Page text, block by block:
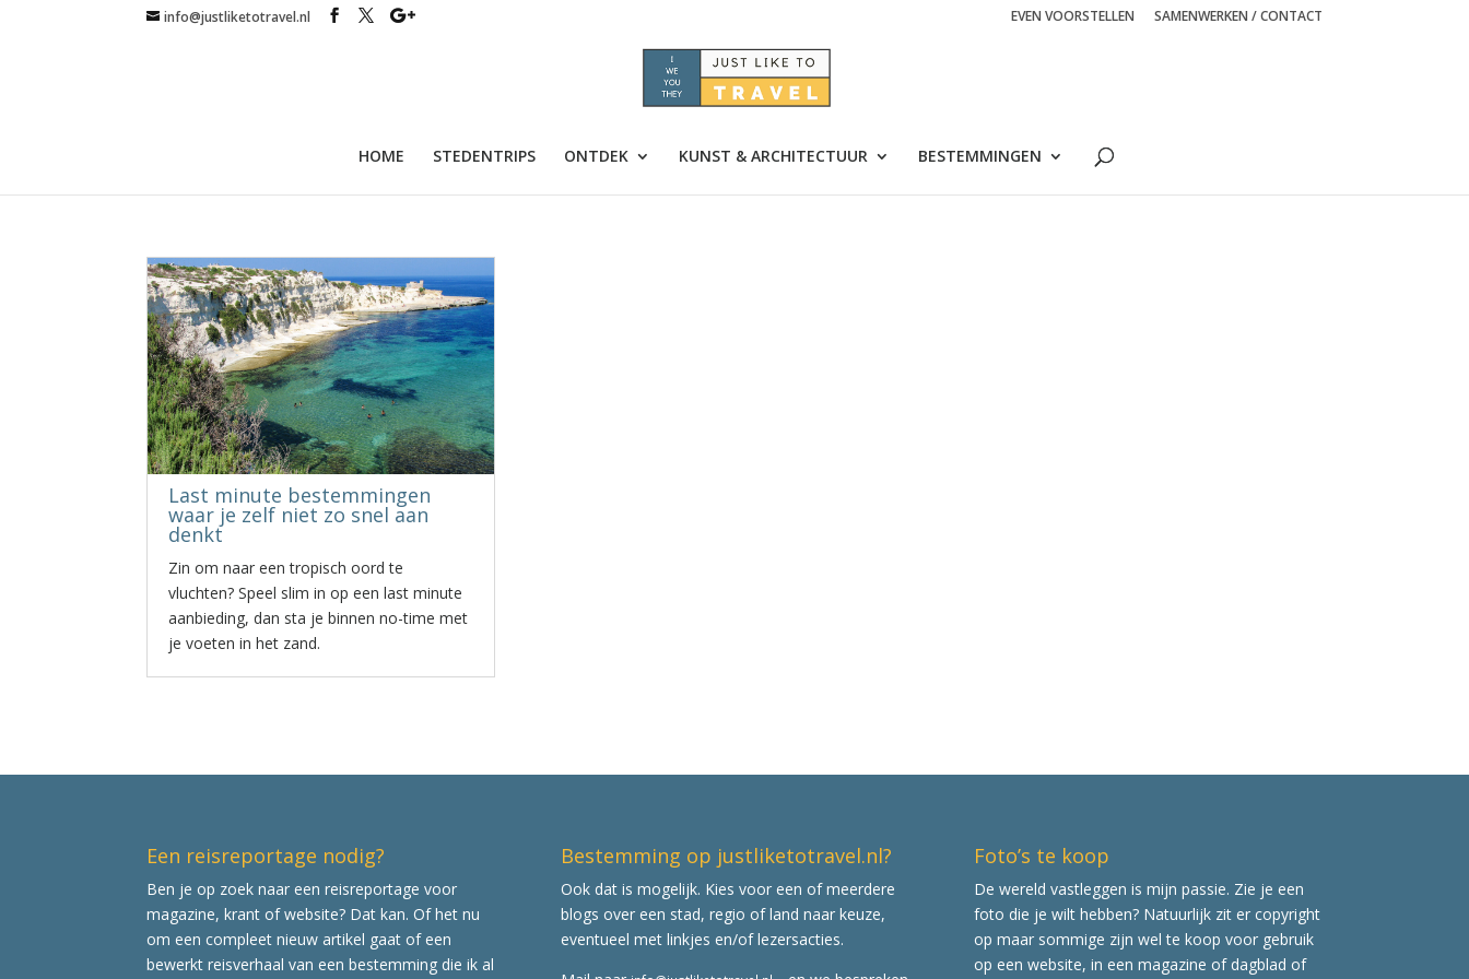
info@justliketotravel.nl EVEN VOORSTELLEN SAMENWERKEN / CONTACT
HOME STEDENTRIPS ONTDEK KUNST & ARCHITECTUUR BESTEMMINGEN
Last minute bestemmingen
waar je zelf niet zo snel aan
denkt
Zin om naar een tropisch oord te
vluchten? Speel slim in op een last minute
aanbieding, dan sta je binnen no-time met
je voeten in het zand.
Een reisreportage nodig?
Ben je op zoek naar een reisreportage voor
magazine, krant of website? Dat kan. Of het nu
om een compleet nieuw artikel gaat of een
bewerkt reisverhaal van een bestemming die ik al
Bestemming op justliketotravel.nl?
Ook dat is mogelijk. Kies voor een of meerdere
blogs over een stad, regio of land naar keuze,
eventueel met linkjes en/of lezersacties.
Foto’s te koop
De wereld vastleggen is mijn passie. Zie je een
foto die je wilt hebben? Natuurlijk zit er copyright
op maar sommige zijn wel te koop voor gebruik
op een website, in een magazine of dagblad of